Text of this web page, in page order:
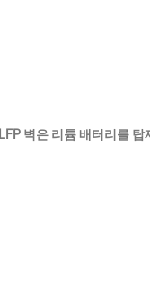
LFP 벽은 리튬 배터리를